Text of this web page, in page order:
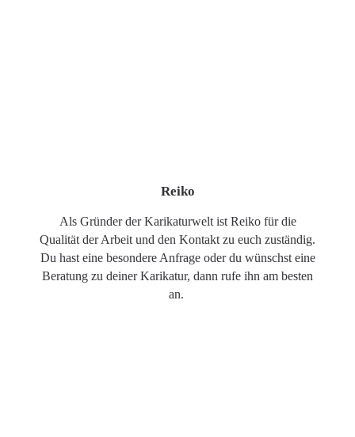
Reiko
Als Gründer der Karikaturwelt ist Reiko für die
Qualität der Arbeit und den Kontakt zu euch zuständig.
Du hast eine besondere Anfrage oder du wünschst eine
Beratung zu deiner Karikatur, dann rufe ihn am besten
an.